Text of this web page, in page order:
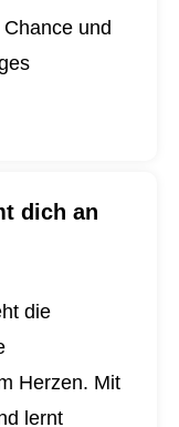
und
dich an
die
Herzen. Mit
lernt